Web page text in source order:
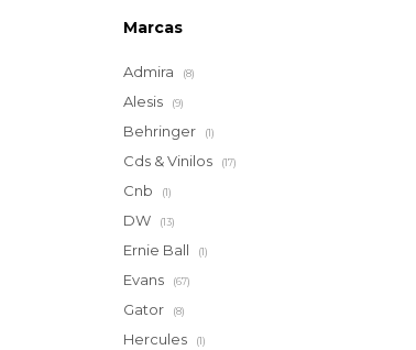
Marcas
Admira (8)
Alesis (9)
Behringer (1)
Cds & Vinilos (17)
Cnb (1)
DW (13)
Ernie Ball (1)
Evans (67)
Gator (8)
Hercules (1)